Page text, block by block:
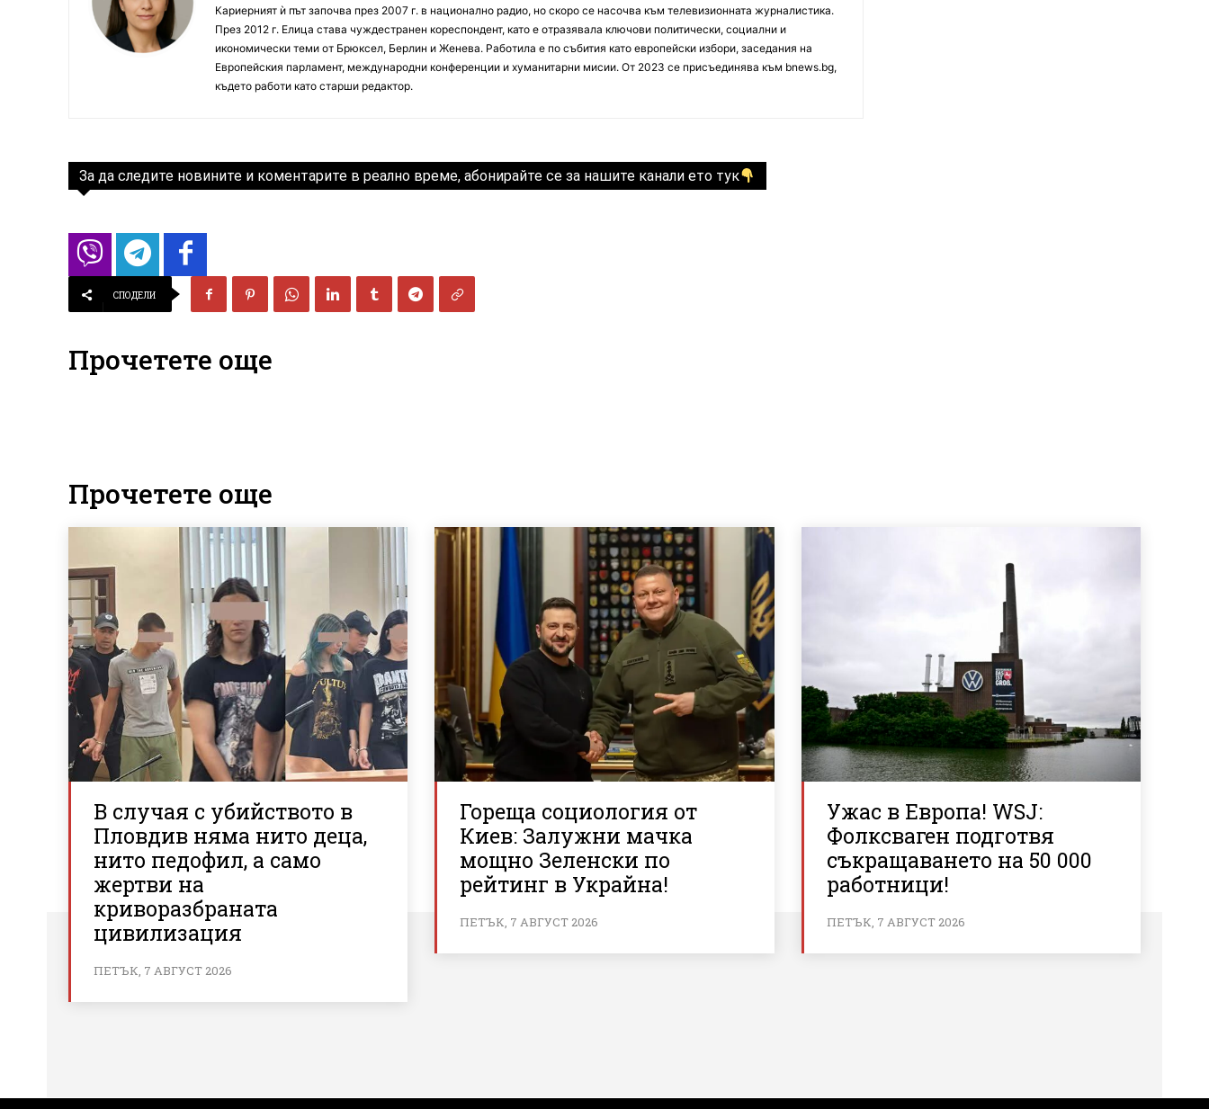
Кариерният ѝ път започва през 2007 г. в национално радио, но скоро се насочва към телевизионната журналистика.
През 2012 г. Елица става чуждестранен кореспондент, като е отразявала ключови политически, социални и
икономически теми от Брюксел, Берлин и Женева. Работила е по събития като европейски избори, заседания на
Европейския парламент, международни конференции и хуманитарни мисии. От 2023 се присъединява към bnews.bg,
където работи като старши редактор.
За да следите новините и коментарите в реално време, абонирайте се за нашите канали ето тук
СПОДЕЛИ
Прочетете още
Прочетете още
В случая с убийството в
Пловдив няма нито деца,
нито педофил, а само
жертви на
криворазбраната
цивилизация
ПЕТЪК, 7 АВГУСТ 2026
Гореща социология от
Киев: Залужни мачка
мощно Зеленски по
рейтинг в Украйна!
ПЕТЪК, 7 АВГУСТ 2026
Ужас в Европа! WSJ:
Фолксваген подготвя
съкращаването на 50 000
работници!
ПЕТЪК, 7 АВГУСТ 2026